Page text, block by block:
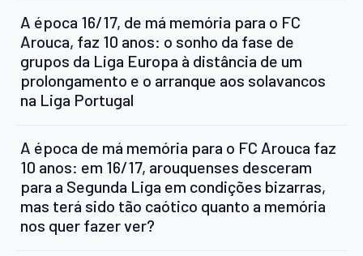
A época 16/17, de má memória para o FC
Arouca, faz 10 anos: o sonho da fase de
grupos da Liga Europa à distância de um
prolongamento e o arranque aos solavancos
na Liga Portugal
A época de má memória para o FC Arouca faz
10 anos: em 16/17, arouquenses desceram
para a Segunda Liga em condições bizarras,
mas terá sido tão caótico quanto a memória
nos quer fazer ver?